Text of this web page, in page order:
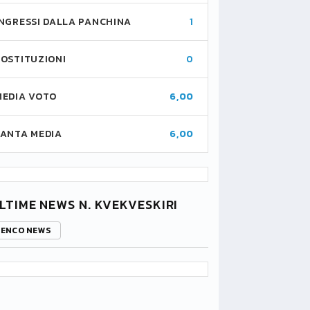
DALLA PANCHINA 1
0
VOTO 6,00
MEDIA 6,00
NEWS N. KVEKVESKIRI
NEWS